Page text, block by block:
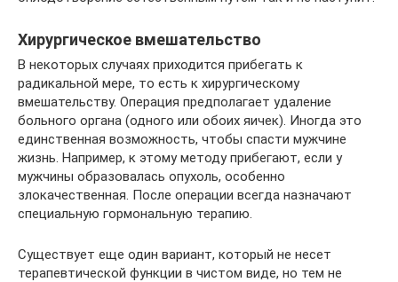
Хирургическое вмешательство
В некоторых случаях приходится прибегать к
радикальной мере, то есть к хирургическому
вмешательству. Операция предполагает удаление
больного органа (одного или обоих яичек). Иногда это
единственная возможность, чтобы спасти мужчине
жизнь. Например, к этому методу прибегают, если у
мужчины образовалась опухоль, особенно
злокачественная. После операции всегда назначают
специальную гормональную терапию.
Существует еще один вариант, который не несет
терапевтической функции в чистом виде, но тем не